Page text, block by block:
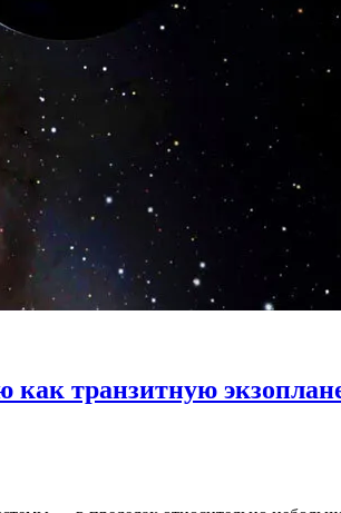
транзитную